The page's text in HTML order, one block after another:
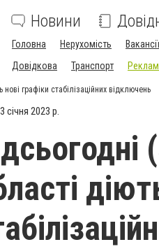
Новини
Головна Нерухомість Вакансії
Довідкова
Транспорт
нові графіки стабілізаційних відключень
січня 2023 р.